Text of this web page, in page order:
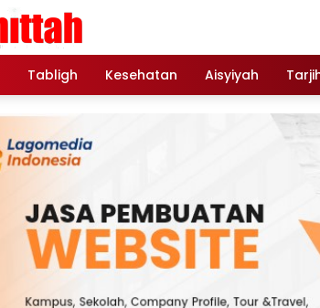
Tabligh Kesehatan Aisyiyah